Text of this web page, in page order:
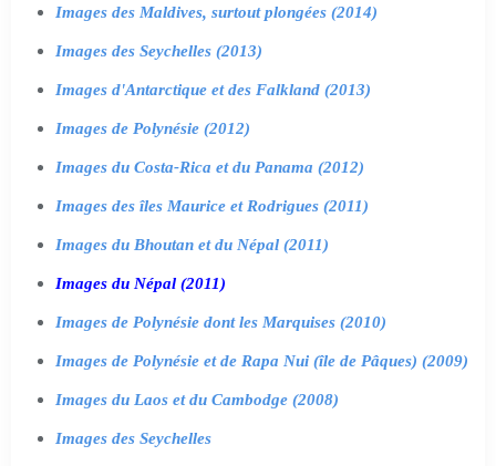
Images des Maldives, surtout plongées (2014)
Images des Seychelles (2013)
Images d'Antarctique et des Falkland (2013)
Images de Polynésie (2012)
Images du Costa-Rica et du Panama (2012)
Images des îles Maurice et Rodrigues (2011)
Images du Bhoutan et du Népal (2011)
Images du Népal (2011)
Images de Polynésie dont les Marquises (2010)
Images de Polynésie et de Rapa Nui (île de Pâques) (2009)
Images du Laos et du Cambodge (2008)
Images des Seychelles